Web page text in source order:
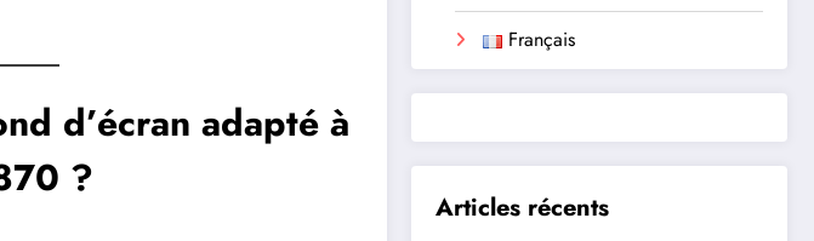
d’écran adapté à
?
Français
Articles récents